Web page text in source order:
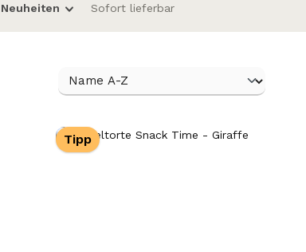
Neuheiten Sofort lieferbar
Tipp